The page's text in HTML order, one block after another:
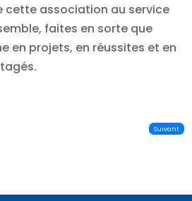
cette association au service
faites en sorte que
en projets, en réussites et en
Suivant